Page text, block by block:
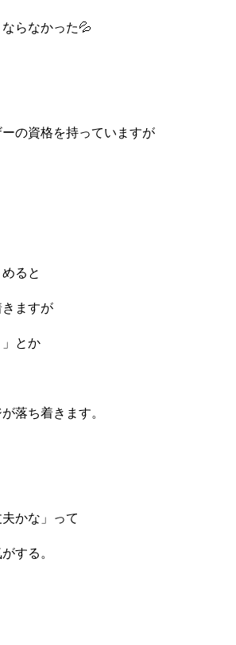
らなかった💦
の資格を持っていますが
ると
ますが
」とか
落ち着きます。
夫かな」って
する。